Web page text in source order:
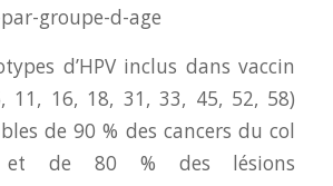
groupe-d-age
d’HPV inclus dans vaccin
11, 16, 18, 31, 33, 45, 52, 58)
de 90 % des cancers du col
et de 80 % des lésions